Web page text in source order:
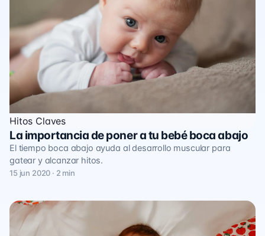
Hitos Claves
La importancia de poner a tu bebé boca abajo
El tiempo boca abajo ayuda al desarrollo muscular para
gatear y alcanzar hitos.
15 jun 2020 · 2 min